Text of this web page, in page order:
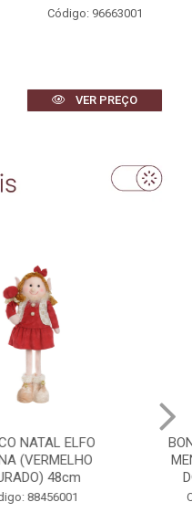
Código: 96663001
VER PREÇO
BONECO NATAL ELFO
MENINA (VERMELHO
DOURADO) 42cm
Código: 88459001